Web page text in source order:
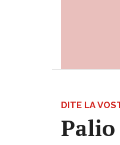
DITE LA